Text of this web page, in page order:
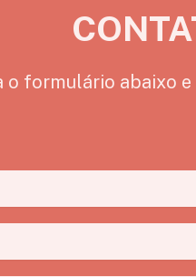
o formulário abaixo e